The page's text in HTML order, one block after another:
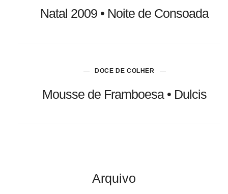
Natal 2009 • Noite de Consoada
DOCE DE COLHER
Mousse de Framboesa • Dulcis
Arquivo